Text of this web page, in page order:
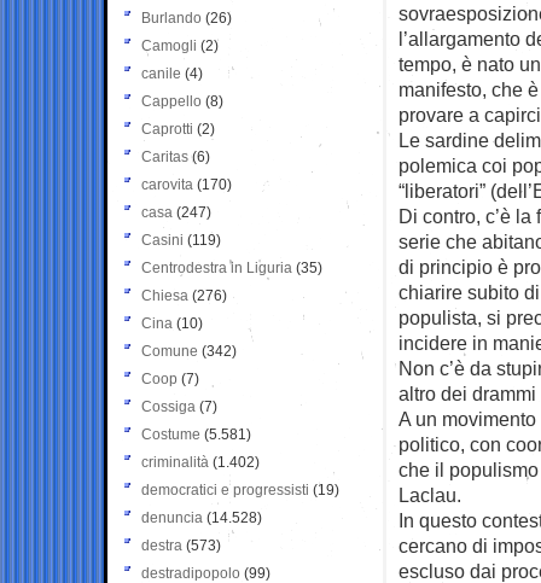
l’allargamento
tempo, è nato
manifesto, che
provare a
Le sardine
polemica coi
“liberatori”
Di contro, c’è
serie che
di principio è
chiarire subito
populista, si
incidere in
Non c’è da
altro dei
A un
politico, con
che il
Laclau.
In questo
cercano di
escluso dai
Burlando (26)
Camogli (2)
canile (4)
Cappello (8)
Caprotti (2)
Caritas (6)
carovita (170)
casa (247)
Casini (119)
Centrodestra in Liguria (35)
Chiesa (276)
Cina (10)
Comune (342)
Coop (7)
Cossiga (7)
Costume (5.581)
criminalità (1.402)
democratici e progressisti (19)
denuncia (14.528)
destra (573)
destradipopolo (99)